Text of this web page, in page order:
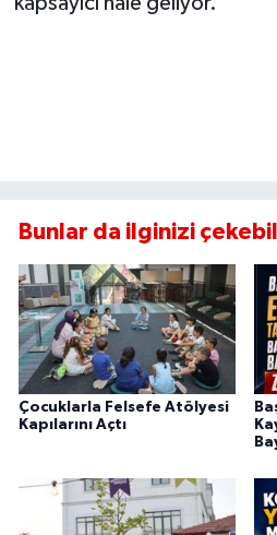
Bunlar da ilginizi
Çocuklarla Felsefe Atölyesi
Kapılarını Açtı